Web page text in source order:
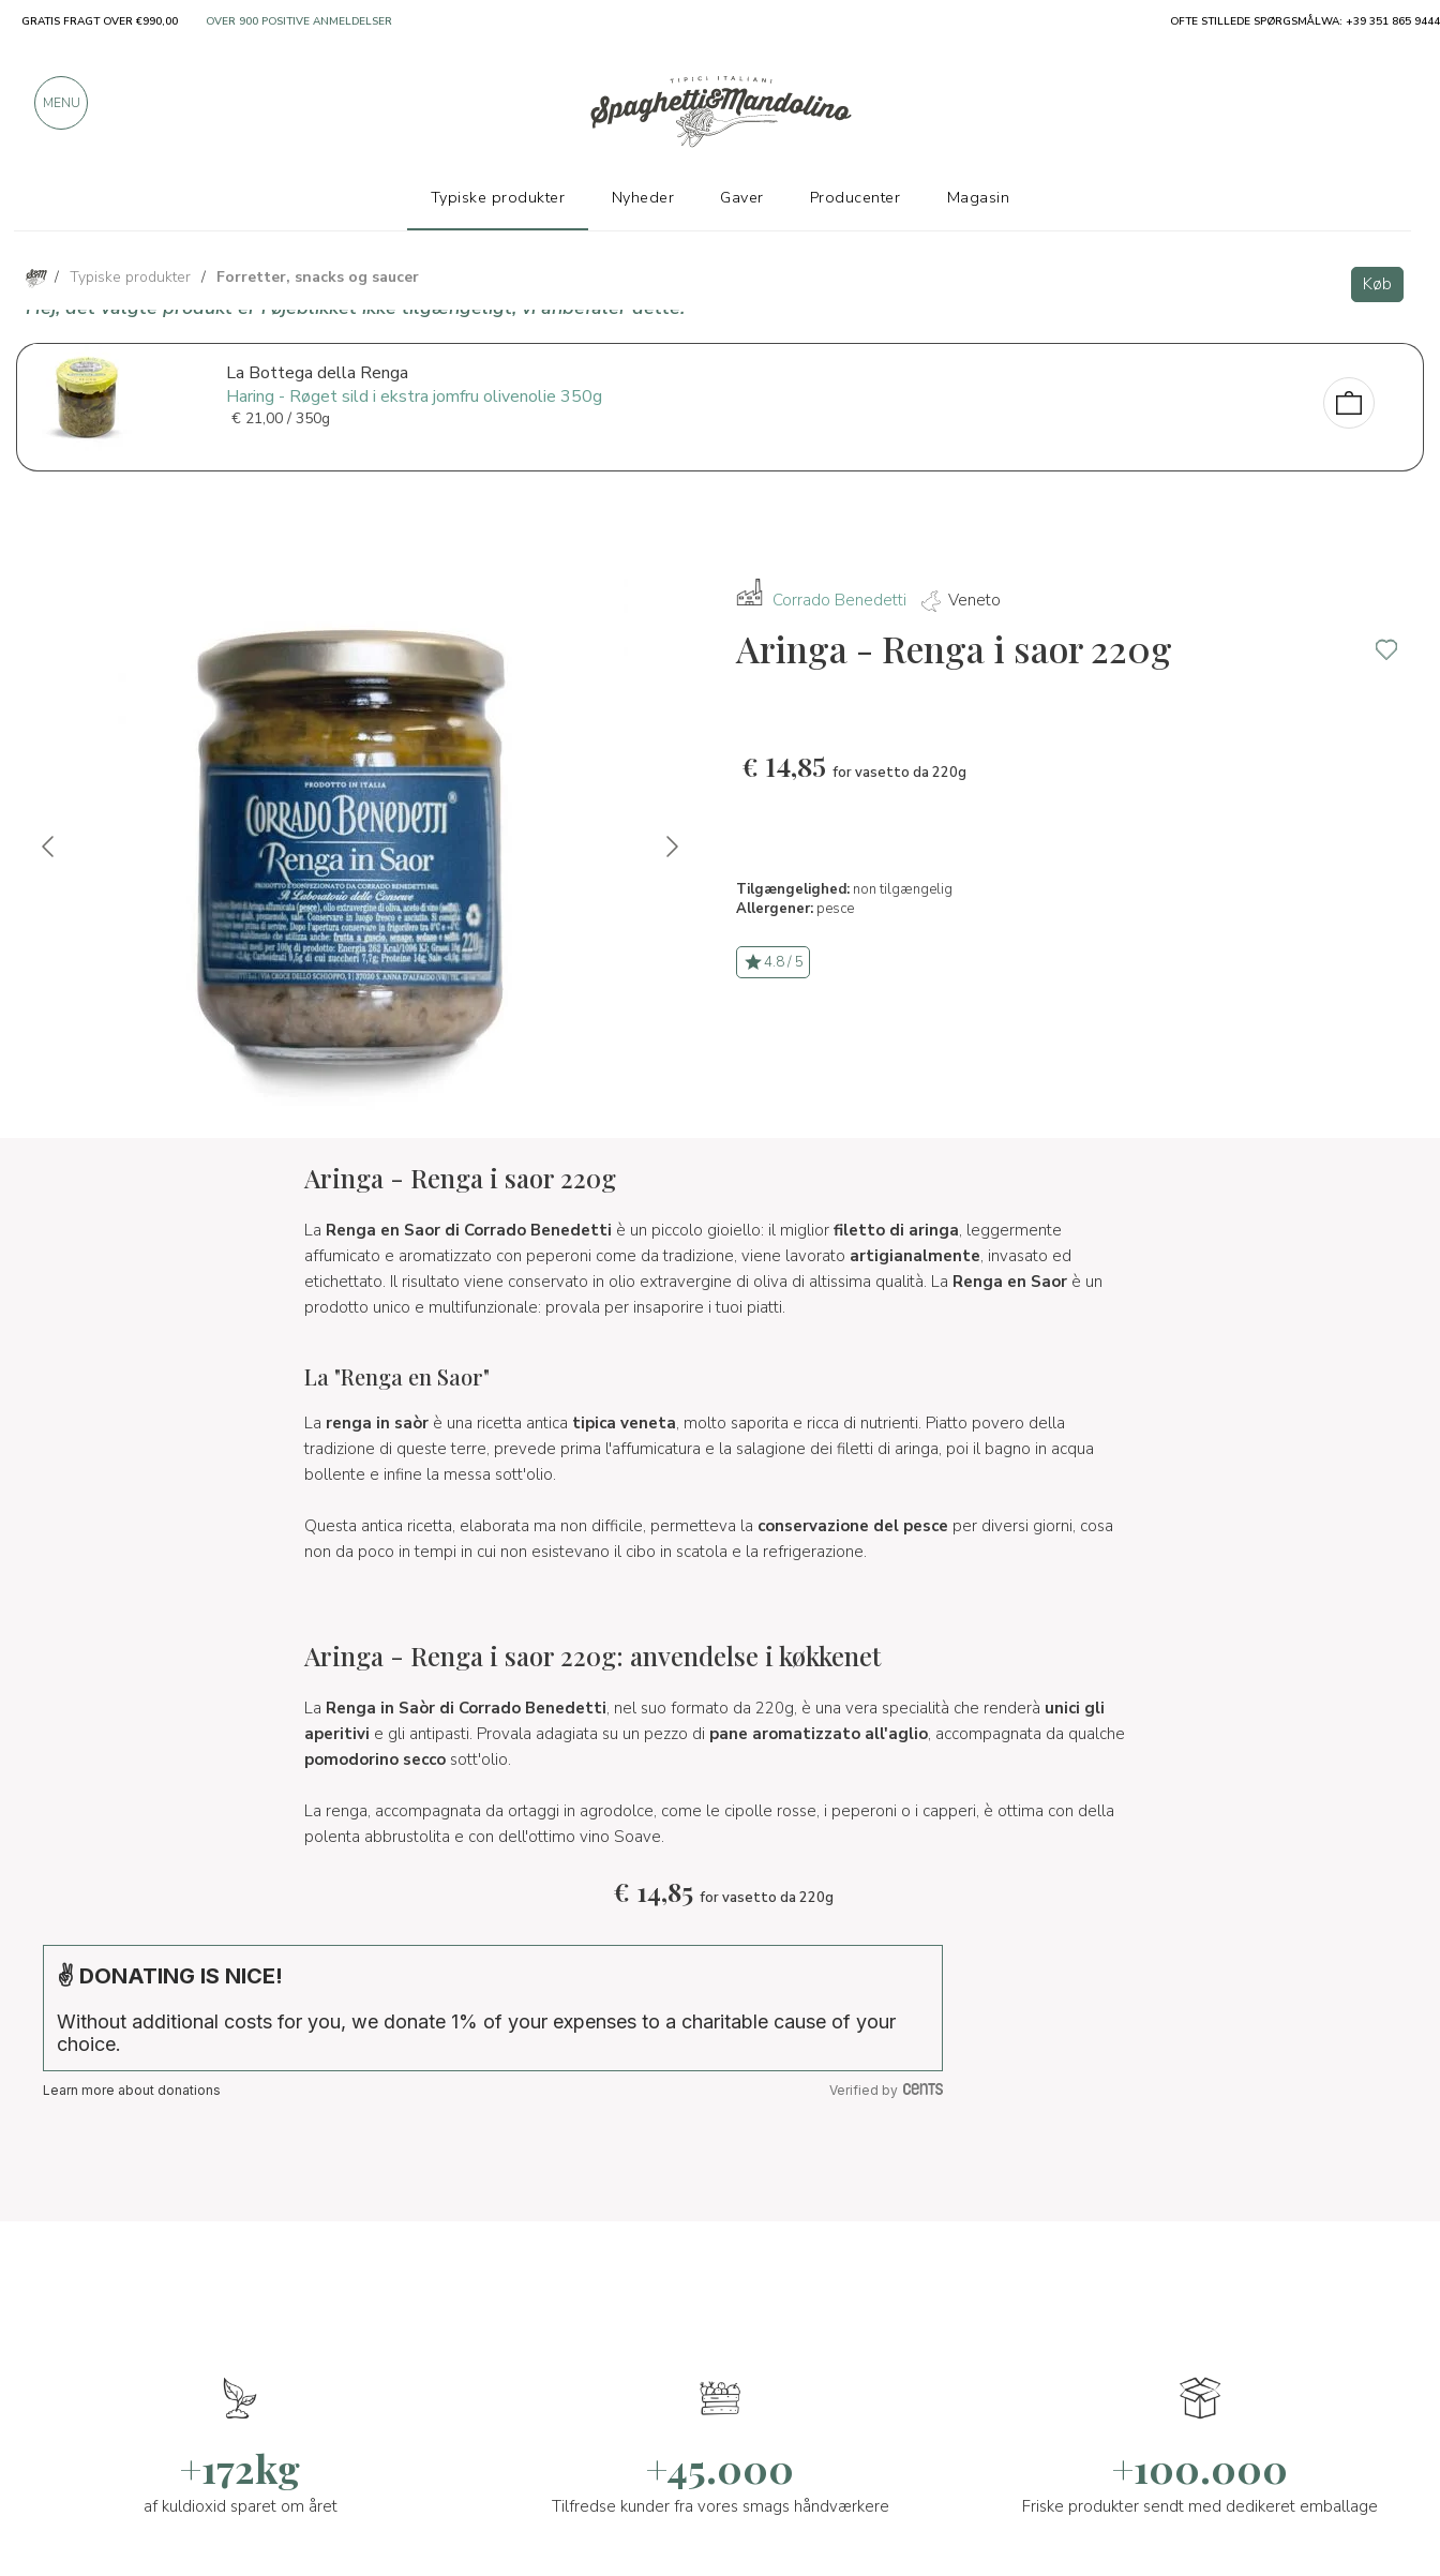
/ Typiske produkter / Forretter, snacks og saucer Køb
Hej, det valgte produkt er i øjeblikket ikke tilgængeligt, vi anbefaler dette!
La Bottega della Renga
Haring - Røget sild i ekstra jomfru olivenolie 350g
€ 21,00 / 350g
Corrado Benedetti Veneto
Aringa - Renga i saor 220g
€ 14,85 for vasetto da 220g
Tilgængelighed: non tilgængelig
Allergener: pesce
4.8 / 5
Aringa - Renga i saor 220g
La Renga en Saor di Corrado Benedetti è un piccolo gioiello: il miglior filetto di aringa, leggermente
affumicato e aromatizzato con peperoni come da tradizione, viene lavorato artigianalmente, invasato ed
etichettato. Il risultato viene conservato in olio extravergine di oliva di altissima qualità. La Renga en Saorè un
prodotto unico e multifunzionale: provala per insaporire i tuoi piatti.
La "Renga en Saor"
La renga in saòrè una ricetta antica tipica veneta, molto saporita e ricca di nutrienti. Piatto povero della
tradizione di queste terre, prevede prima l'affumicatura e la salagione dei filetti di aringa, poi il bagno in acqua
bollente e infine la messa sott'olio.
Questa antica ricetta, elaborata ma non difficile, permetteva la conservazione del pesce per diversi giorni, cosa
non da poco in tempi in cui non esistevano il cibo in scatola e la refrigerazione.
Aringa - Renga i saor 220g: anvendelse i køkkenet
La Renga in Saòr di Corrado Benedetti, nel suo formato da 220g, è una vera specialità che renderà unici gli
aperitivi e gli antipasti. Provala adagiata su un pezzo di pane aromatizzato all'aglio, accompagnata da qualche
pomodorino seccosott'olio.
La renga, accompagnata da ortaggi in agrodolce, come le cipolle rosse, i peperoni o i capperi, è ottima con della
polenta abbrustolita e con dell'ottimo vino Soave.
€ 14,85 for vasetto da 220g
✌ DONATING IS NICE!
Without additional costs for you, we donate 1% of your expenses to a charitable cause of your
choice.
Learn more about donations Verified by
+172kg
af kuldioxid sparet om året
+45.000
Tilfredse kunder fra vores smags håndværkere
+100.000
Friske produkter sendt med dedikeret emballage
GRATIS FRAGT OVER €990,00 KUN PRODUKTER FRA FREMRAGENDE PRODUCENTER OFTE STILLEDE SPØRGSMÅLWA: +39 351 865 9444
MENU
Typiske produkter Nyheder Gaver Producenter Magasin